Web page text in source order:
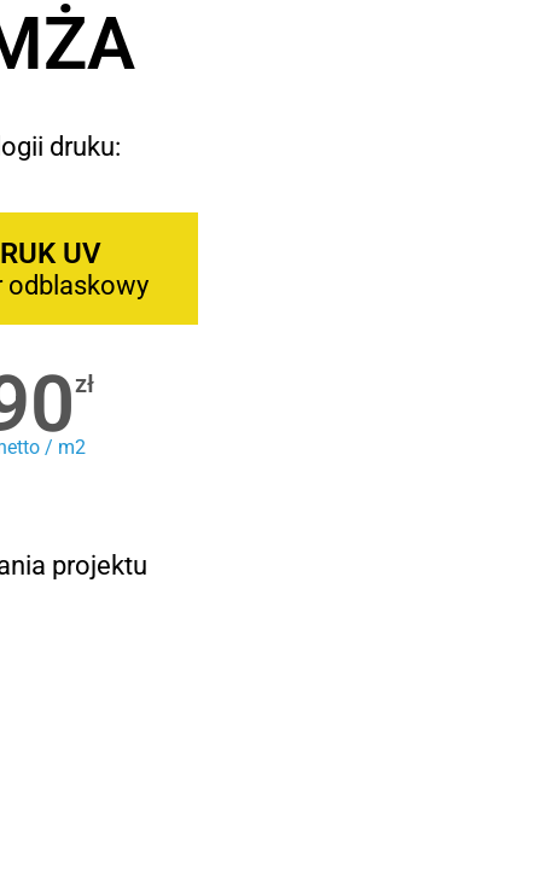
druku:
UV
odblaskowy
zł
/ m2
projektu